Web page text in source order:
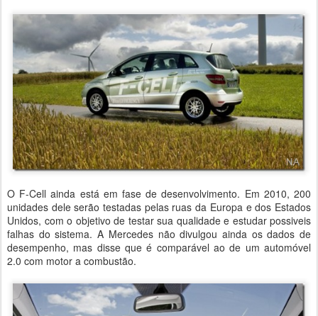
O F-Cell ainda está em fase de desenvolvimento. Em 2010, 200
unidades dele serão testadas pelas ruas da Europa e dos Estados
Unidos, com o objetivo de testar sua qualidade e estudar possiveis
falhas do sistema. A Mercedes não divulgou ainda os dados de
desempenho, mas disse que é comparável ao de um automóvel
2.0 com motor a combustão.